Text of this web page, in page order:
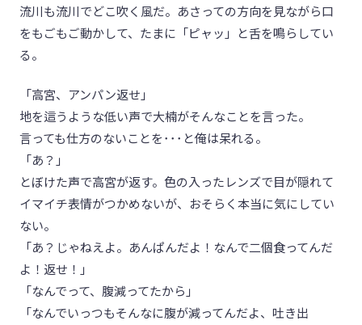
流川も流川でどこ吹く風だ。あさっての方向を見ながら口
をもごもご動かして、たまに「ピャッ」と舌を鳴らしてい
る。
「高宮、アンパン返せ」
地を這うような低い声で大楠がそんなことを言った。
言っても仕方のないことを･･･と俺は呆れる。
「あ？」
とぼけた声で高宮が返す。色の入ったレンズで目が隠れて
イマイチ表情がつかめないが、おそらく本当に気にしてい
ない。
「あ？じゃねえよ。あんぱんだよ！なんで二個食ってんだ
よ！返せ！」
「なんでって、腹減ってたから」
「なんでいっつもそんなに腹が減ってんだよ、吐き出